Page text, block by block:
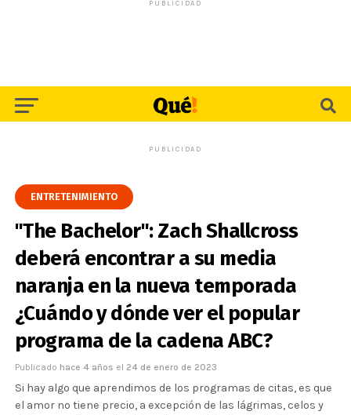
PUBLICIDAD
PUBLICIDAD
ENTRETENIMIENTO
"The Bachelor": Zach Shallcross
deberá encontrar a su media
naranja en la nueva temporada
¿Cuándo y dónde ver el popular
programa de la cadena ABC?
Publicado hace 4 años el 24 de enero de 2023
Si hay algo que aprendimos de los programas de citas, es que
el amor no tiene precio, a excepción de las lágrimas, celos y